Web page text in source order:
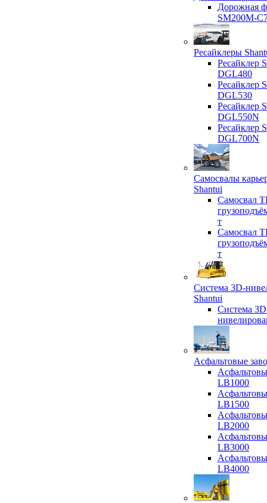
Дорожная
SM200M-
Ресайклеры
Ресайклер
DGL480
Ресайклер
DGL530
Ресайклер
DGL550N
Ресайклер
DGL700N
Самосвалы
Shantui
Самосвал
т
Самосвал
т
Система 3D-
Shantui
Система
Асфальтовые
LB1000
LB1500
LB2000
LB3000
LB4000